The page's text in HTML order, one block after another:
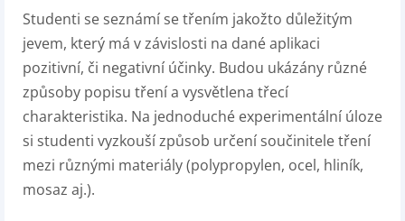
Studenti se seznámí se třením jakožto důležitým
jevem, který má v závislosti na dané aplikaci
pozitivní, či negativní účinky. Budou ukázány různé
způsoby popisu tření a vysvětlena třecí
charakteristika. Na jednoduché experimentální úloze
si studenti vyzkouší způsob určení součinitele tření
mezi různými materiály (polypropylen, ocel, hliník,
mosaz aj.).